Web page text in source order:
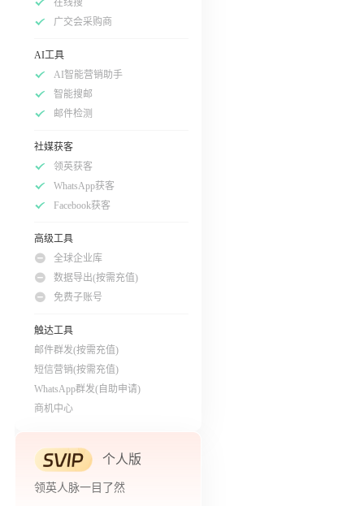
在线搜
广交会采购商
AI工具
AI智能营销助手
智能搜邮
邮件检测
社媒获客
领英获客
WhatsApp获客
Facebook获客
高级工具
全球企业库
数据导出(按需充值)
免费子账号
触达工具
邮件群发(按需充值)
短信营销(按需充值)
WhatsApp群发(自助申请)
商机中心
个人版
领英人脉一目了然